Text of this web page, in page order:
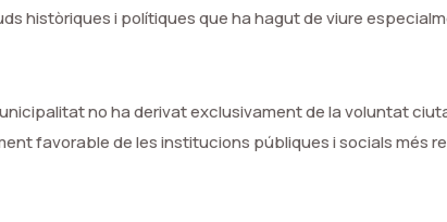
històriques i polítiques que ha hagut de viure
no ha derivat exclusivament de la voluntat
favorable de les institucions públiques i socials més